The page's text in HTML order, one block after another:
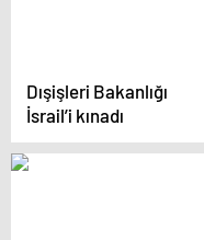
Dışişleri Bakanlığı
İsrail’i kınadı